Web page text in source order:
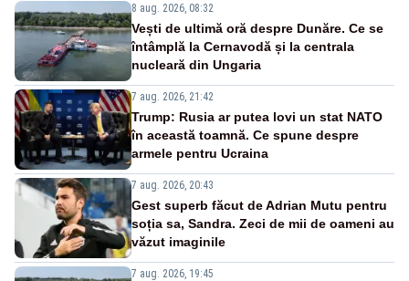
8 aug. 2026, 08:32
Vești de ultimă oră despre Dunăre. Ce se
întâmplă la Cernavodă și la centrala
nucleară din Ungaria
7 aug. 2026, 21:42
Trump: Rusia ar putea lovi un stat NATO
în această toamnă. Ce spune despre
armele pentru Ucraina
7 aug. 2026, 20:43
Gest superb făcut de Adrian Mutu pentru
soția sa, Sandra. Zeci de mii de oameni au
văzut imaginile
7 aug. 2026, 19:45